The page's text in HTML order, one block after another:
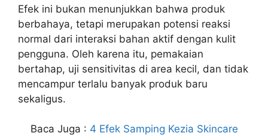
Efek ini bukan menunjukkan bahwa produk
berbahaya, tetapi merupakan potensi reaksi
normal dari interaksi bahan aktif dengan kulit
pengguna. Oleh karena itu, pemakaian
bertahap, uji sensitivitas di area kecil, dan tidak
mencampur terlalu banyak produk baru
sekaligus.
Baca Juga : 4 Efek Samping Kezia Skincare